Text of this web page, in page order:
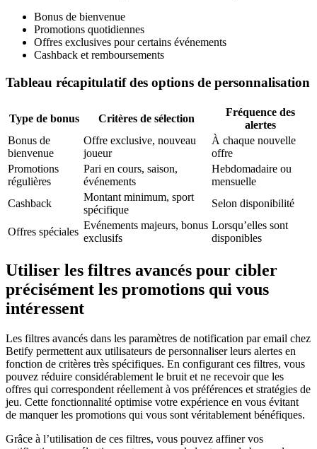
Bonus de bienvenue
Promotions quotidiennes
Offres exclusives pour certains événements
Cashback et remboursements
Tableau récapitulatif des options de personnalisation
Type de bonus Critères de sélection
Fréquence des
alertes
Bonus de
bienvenue
Offre exclusive, nouveau
joueur
À chaque nouvelle
offre
Promotions
régulières
Pari en cours, saison,
événements
Hebdomadaire ou
mensuelle
Cashback
Montant minimum, sport
spécifique
Selon disponibilité
Offres spéciales
Evénements majeurs, bonus
exclusifs
Lorsqu’elles sont
disponibles
Utiliser les filtres avancés pour cibler
précisément les promotions qui vous
intéressent
Les filtres avancés dans les paramètres de notification par email chez
Betify permettent aux utilisateurs de personnaliser leurs alertes en
fonction de critères très spécifiques. En configurant ces filtres, vous
pouvez réduire considérablement le bruit et ne recevoir que les
offres qui correspondent réellement à vos préférences et stratégies de
jeu. Cette fonctionnalité optimise votre expérience en vous évitant
de manquer les promotions qui vous sont véritablement bénéfiques.
Grâce à l’utilisation de ces filtres, vous pouvez affiner vos